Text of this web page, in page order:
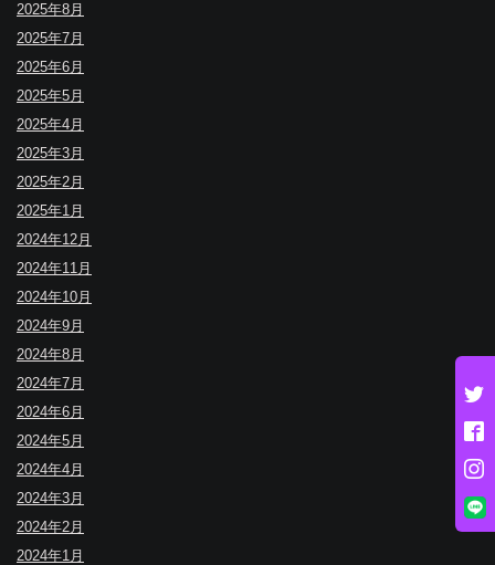
2025年8月
2025年7月
2025年6月
2025年5月
2025年4月
2025年3月
2025年2月
2025年1月
2024年12月
2024年11月
2024年10月
2024年9月
2024年8月
2024年7月
2024年6月
2024年5月
2024年4月
2024年3月
2024年2月
2024年1月